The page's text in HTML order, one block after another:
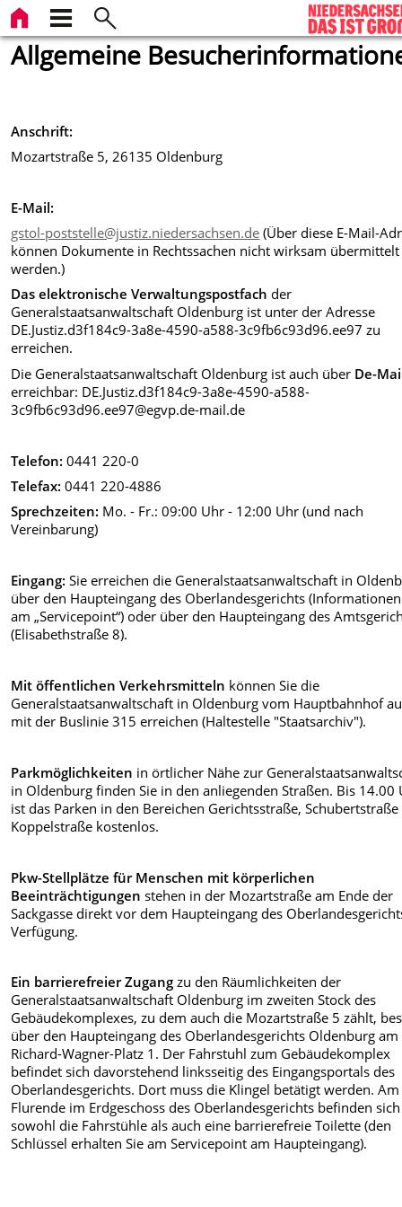
Allgemeine
Anschrift:
Mozartstraße 5, 26135 Oldenburg
E-Mail:
gstol-poststelle@justiz.niedersachsen.de (Über diese E-Mail-
können Dokumente in Rechtssachen nicht wirksam übermittelt
werden.)
Das elektronische Verwaltungspostfach der
Generalstaatsanwaltschaft Oldenburg ist unter der Adresse
DE.Justiz.d3f184c9-3a8e-4590-a588-3c9fb6c93d96.ee97 zu
erreichen.
Die Generalstaatsanwaltschaft Oldenburg ist auch über De-
erreichbar: DE.Justiz.d3f184c9-3a8e-4590-a588-
3c9fb6c93d96.ee97@egvp.de-mail.de
Telefon: 0441 220-0
Telefax: 0441 220-4886
Sprechzeiten: Mo. - Fr.: 09:00 Uhr - 12:00 Uhr (und nach
Vereinbarung)
Eingang: Sie erreichen die Generalstaatsanwaltschaft in
über den Haupteingang des Oberlandesgerichts
am „Servicepoint“) oder über den Haupteingang des
(Elisabethstraße 8).
Mit öffentlichen Verkehrsmitteln können Sie die
Generalstaatsanwaltschaft in Oldenburg vom Hauptbahnhof
mit der Buslinie 315 erreichen (Haltestelle "Staatsarchiv").
Parkmöglichkeiten in örtlicher Nähe zur
in Oldenburg finden Sie in den anliegenden Straßen. Bis 14.00
ist das Parken in den Bereichen Gerichtsstraße,
Koppelstraße kostenlos.
Pkw-Stellplätze für Menschen mit körperlichen
Beeinträchtigungen stehen in der Mozartstraße am Ende der
Sackgasse direkt vor dem Haupteingang des
Verfügung.
Ein barrierefreier Zugang zu den Räumlichkeiten der
Generalstaatsanwaltschaft Oldenburg im zweiten Stock des
Gebäudekomplexes, zu dem auch die Mozartstraße 5 zählt,
über den Haupteingang des Oberlandesgerichts Oldenburg am
Richard-Wagner-Platz 1. Der Fahrstuhl zum Gebäudekomplex
befindet sich davorstehend linksseitig des Eingangsportals des
Oberlandesgerichts. Dort muss die Klingel betätigt werden. Am
Flurende im Erdgeschoss des Oberlandesgerichts befinden sich
sowohl die Fahrstühle als auch eine barrierefreie Toilette (den
Schlüssel erhalten Sie am Servicepoint am Haupteingang).